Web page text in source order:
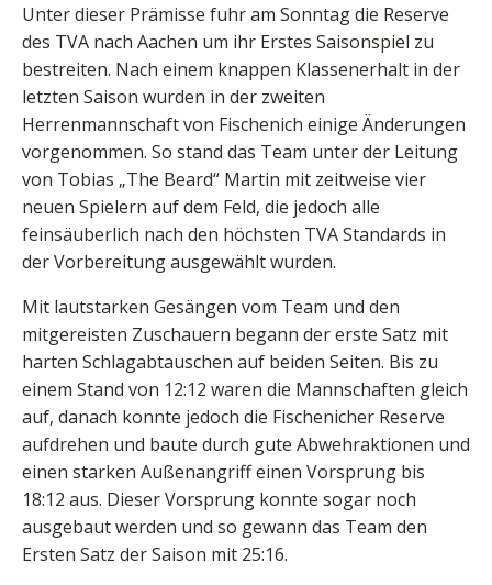
Unter dieser Prämisse fuhr am Sonntag die Reserve
des TVA nach Aachen um ihr Erstes Saisonspiel zu
bestreiten. Nach einem knappen Klassenerhalt in der
letzten Saison wurden in der zweiten
Herrenmannschaft von Fischenich einige Änderungen
vorgenommen. So stand das Team unter der Leitung
von Tobias „The Beard“ Martin mit zeitweise vier
neuen Spielern auf dem Feld, die jedoch alle
feinsäuberlich nach den höchsten TVA Standards in
der Vorbereitung ausgewählt wurden.
Mit lautstarken Gesängen vom Team und den
mitgereisten Zuschauern begann der erste Satz mit
harten Schlagabtauschen auf beiden Seiten. Bis zu
einem Stand von 12:12 waren die Mannschaften gleich
auf, danach konnte jedoch die Fischenicher Reserve
aufdrehen und baute durch gute Abwehraktionen und
einen starken Außenangriff einen Vorsprung bis
18:12 aus. Dieser Vorsprung konnte sogar noch
ausgebaut werden und so gewann das Team den
Ersten Satz der Saison mit 25:16.